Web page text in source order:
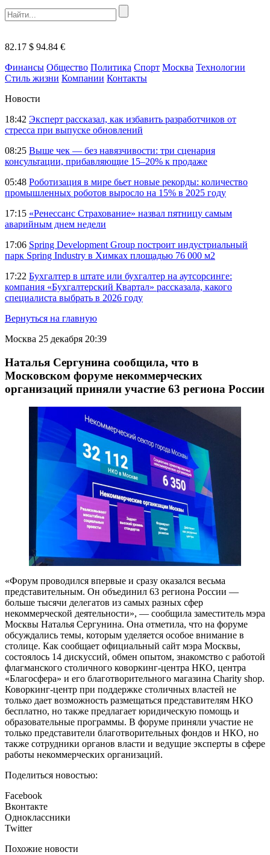
82.17 $ 94.84 €
Финансы Общество Политика Спорт Москва Технологии
Стиль жизни Компании Контакты
Новости
18:42 Эксперт рассказал, как избавить разработчиков от
стресса при выпуске обновлений
08:25 Выше чек — без навязчивости: три сценария
консультации, прибавляющие 15–20% к продаже
05:48 Роботизация в мире бьет новые рекорды: количество
промышленных роботов выросло на 15% в 2025 году
17:15 «Ренессанс Страхование» назвал пятницу самым
аварийным днем недели
17:06 Spring Development Group построит индустриальный
парк Spring Industry в Химках площадью 76 000 м2
17:22 Бухгалтер в штате или бухгалтер на аутсорсинге:
компания «Бухгалтерский Квартал» рассказала, какого
специалиста выбрать в 2026 году
Вернуться на главную
Москва 25 декабря 20:39
Наталья Сергунина сообщила, что в
Московском форуме некоммерческих
организаций приняли участие 63 региона России
«Форум проводился впервые и сразу оказался весьма
представительным. Он объединил 63 региона России —
больше тысячи делегатов из самых разных сфер
некоммерческой деятельности», — сообщила заместитель мэра
Москвы Наталья Сергунина. Она отметила, что на форуме
обсуждались темы, которым уделяется особое внимание в
столице. Как сообщает официальный сайт мэра Москвы,
состоялось 14 дискуссий, обмен опытом, знакомство с работой
флагманского столичного коворкинг-центра НКО, центра
«Благосфера» и его благотворительного магазина Charity shop.
Коворкинг-центр при поддержке столичных властей не
только дает возможность размещаться представителям НКО
бесплатно, но также предлагает юридическую помощь и
образовательные программы. В форуме приняли участие не
только представители благотворительных фондов и НКО, но
также сотрудники органов власти и ведущие эксперты в сфере
работы некоммерческих организаций.
Поделиться новостью:
Facebook
Вконтакте
Одноклассники
Twitter
Похожие новости